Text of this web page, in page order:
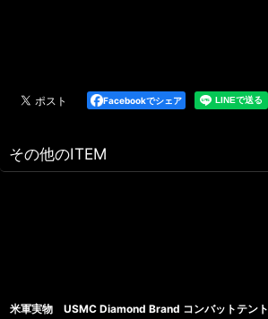
Facebookでシェア
その他のITEM
米軍実物 USMC Diamond Brand コンバットテント